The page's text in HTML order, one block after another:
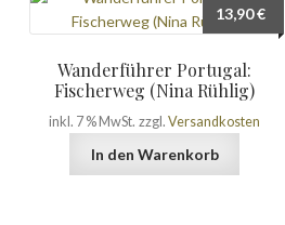
Wanderführer Portugal:
Fischerweg (Nina Rühlig)
13,90€
inkl. 7 % MwSt. zzgl.Versandkosten
In den Warenkorb